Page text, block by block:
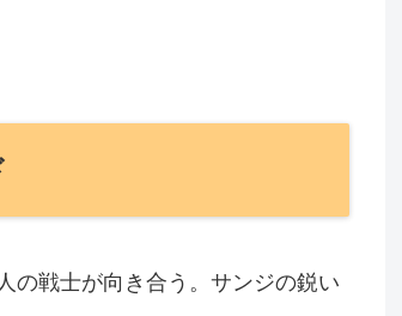
の戦士が向き合う。サンジの鋭い